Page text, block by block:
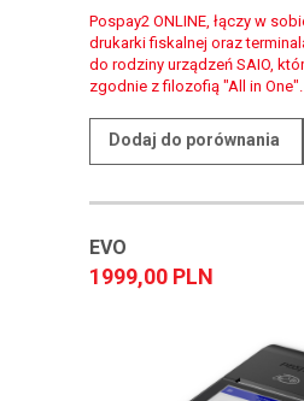
Pospay2 ONLINE, łączy w
drukarki fiskalnej oraz
do rodziny urządzeń SAIO,
zgodnie z filozofią "All in One".
Dodaj do porównania
EVO
1999,00 PLN